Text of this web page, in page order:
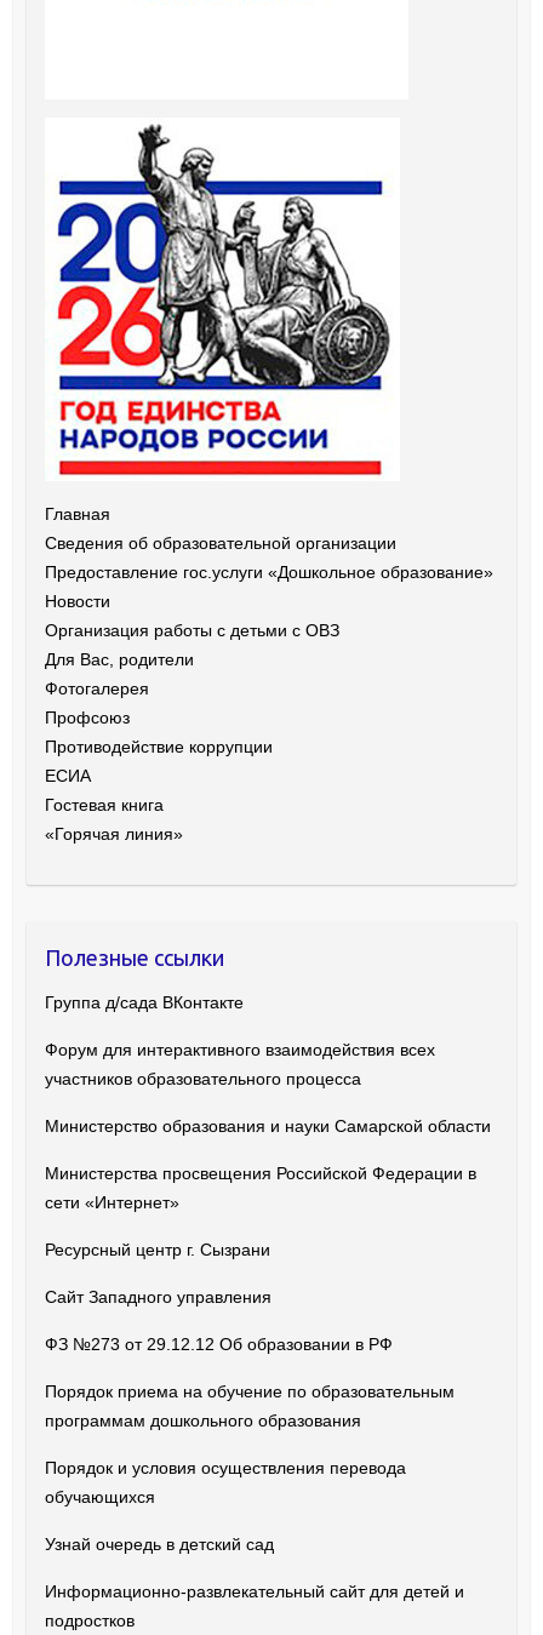
Главная
Сведения об образовательной организации
Предоставление гос.услуги «Дошкольное образование»
Новости
Организация работы с детьми с ОВЗ
Для Вас, родители
Фотогалерея
Профсоюз
Противодействие коррупции
ЕСИА
Гостевая книга
«Горячая линия»
Полезные ссылки
Группа д/сада ВКонтакте
Форум для интерактивного взаимодействия всех
участников образовательного процесса
Министерство образования и науки Самарской области
Министерства просвещения Российской Федерации в
сети «Интернет»
Ресурсный центр г. Сызрани
Сайт Западного управления
ФЗ №273 от 29.12.12 Об образовании в РФ
Порядок приема на обучение по образовательным
программам дошкольного образования
Порядок и условия осуществления перевода
обучающихся
Узнай очередь в детский сад
Информационно-развлекательный сайт для детей и
подростков